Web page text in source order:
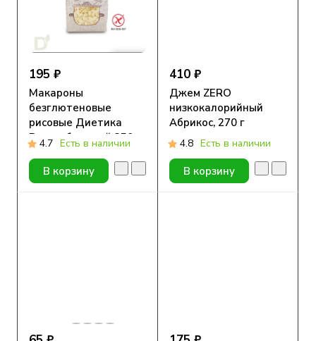
195 ₽
Макароны
безглютеновые
рисовые Диетика
Рожок большой 250г
4.7 Есть в наличии
В корзину
410 ₽
Джем ZERO
низкокалорийный
Абрикос, 270 г
4.8 Есть в наличии
В корзину